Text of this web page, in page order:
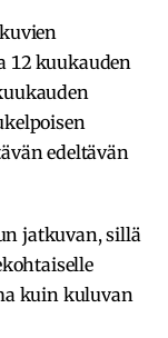
12 kuukauden
edeltävän
jatkuvan, sillä
kuin kuluvan